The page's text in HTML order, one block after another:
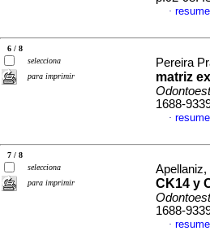
·
6 / 8
selecciona
para imprimir
Pereira
matriz
1688-
·
7 / 8
selecciona
para imprimir
CK14 y
1688-
·